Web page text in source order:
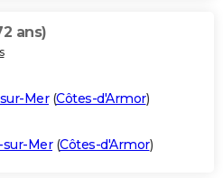
ans)
Mer(Côtes-d'Armor)
sur-Mer(Côtes-d'Armor)